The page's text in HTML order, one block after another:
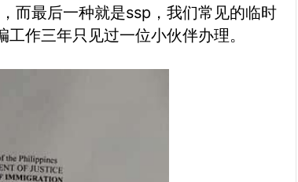
，而最后一种就是ssp，我们常见的临时
作三年只见过一位小伙伴办理。